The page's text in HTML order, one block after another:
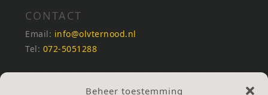
Beheer toestemming
CONTACT
Email: info@olvternood.nl
Tel: 072-5051288
REKENINGNUMMERS